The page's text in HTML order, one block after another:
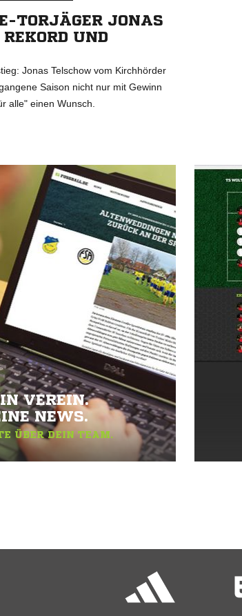
TORJÄGER JONAS
UND
Jonas Telschow vom Kirchhörder
Saison nicht nur mit Gewinn
alle" einen Wunsch.
VEREIN.
NEWS.
ÜBER DEIN TEAM.